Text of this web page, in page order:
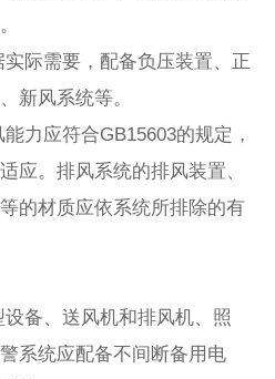
际需要，配备负压装置、正
新风系统等。
力应符合GB15603的规定，
应。排风系统的排风装置、
的材质应依系统所排除的有
备、送风机和排风机、照
系统应配备不间断备用电